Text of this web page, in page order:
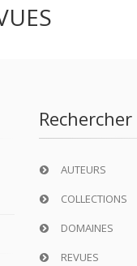
Rechercher
AUTEURS
COLLECTIONS
DOMAINES
REVUES